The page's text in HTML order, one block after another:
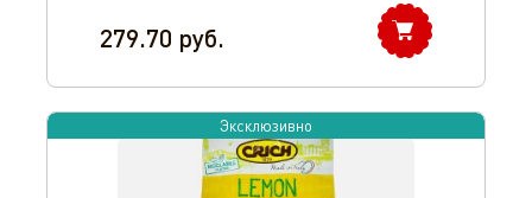
Оператор 8-800-350-46-10
279.70 руб.
Эксклюзивно